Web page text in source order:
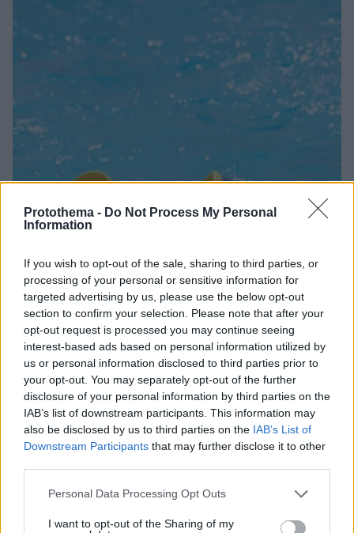
Protothema - Do Not Process My Personal
Information
If you wish to opt-out of the sale, sharing to third parties, or
processing of your personal or sensitive information for
targeted advertising by us, please use the below opt-out
section to confirm your selection. Please note that after your
opt-out request is processed you may continue seeing
interest-based ads based on personal information utilized by
us or personal information disclosed to third parties prior to
your opt-out. You may separately opt-out of the further
disclosure of your personal information by third parties on the
IAB’s list of downstream participants. This information may
also be disclosed by us to third parties on the IAB’s List of
Downstream Participants that may further disclose it to other
Please note that this website/app uses one or more Google
not limited to your visit or usage behaviour. You may click to
Personal Data Processing Opt Outs
I want to opt-out of the Sharing of my
Τραγωδία στην Πάρο: Πνίγηκε 4χρονος σε πισίνα
beach bar, βούτηξε ο μπάρμαν για να τον σώσει
πριν μία ώρα